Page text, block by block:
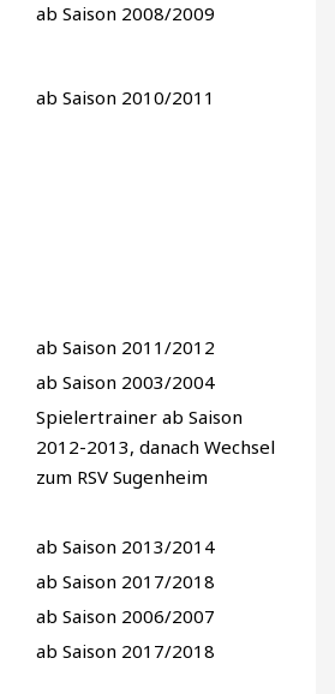
ab Saison 2008/2009
ab Saison 2010/2011
ab Saison 2011/2012
ab Saison 2003/2004
Spielertrainer ab Saison
2012-2013, danach Wechsel
zum RSV Sugenheim
ab Saison 2013/2014
ab Saison 2017/2018
ab Saison 2006/2007
ab Saison 2017/2018